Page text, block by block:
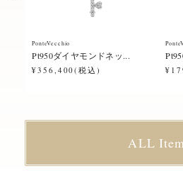
PonteVecchio
Pt950ダイヤモンドネッ...
¥356,400(税込)
ALL